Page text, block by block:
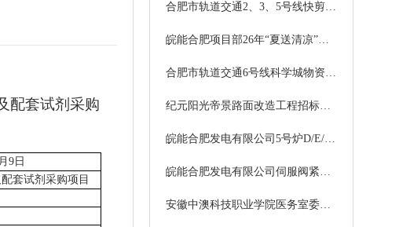
配套试剂采购
9日
套试剂采购项目
合肥市轨道交通2、3、5号线快剪店业态场地经营权转让（2026-2028年度） 成交候选人公示
皖能合肥项目部26年“夏送清凉”防暑降温采购成交公示
合肥市轨道交通6号线科学城物资总库部分库房租赁项目（2026-2029年度） 成交候选人公示
纪元阳光帝景路面改造工程招标公告
皖能合肥发电有限公司5号炉D/E/F原煤仓安全隐患整治采购公告
皖能合肥发电有限公司伺服阀紧急采购项目采购公告
安徽中澳科技职业学院医务室委托管理服务项目（三次）成交结果公告